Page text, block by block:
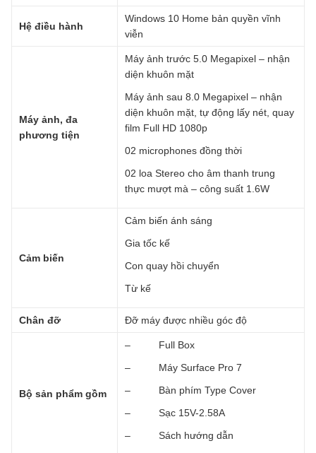
Hệ điều hành
Windows 10 Home bản quyền vĩnh
viễn
Máy ảnh, đa
phương tiện
Máy ảnh trước 5.0 Megapixel – nhận
diện khuôn mặt
Máy ảnh sau 8.0 Megapixel – nhận
diện khuôn mặt, tự động lấy nét, quay
film Full HD 1080p
02 microphones đồng thời
02 loa Stereo cho âm thanh trung
thực mượt mà – công suất 1.6W
Cảm biến
Cảm biến ánh sáng
Gia tốc kế
Con quay hồi chuyển
Từ kế
Chân đỡ Đỡ máy được nhiều góc độ
Bộ sản phẩm gồm
– Full Box
– Máy Surface Pro 7
– Bàn phím Type Cover
– Sạc 15V-2.58A
– Sách hướng dẫn